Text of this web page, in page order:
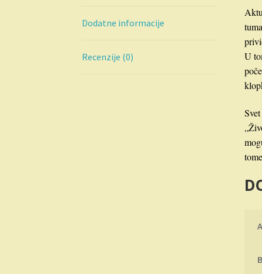
Dodatne informacije
Recenzije (0)
U